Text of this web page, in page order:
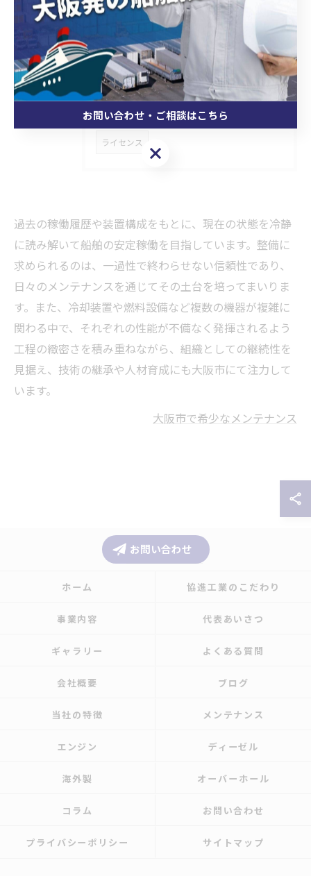
タグ Tags
大阪市 船舶 全国
海外研修 分解 海上保安庁
高速艇 高出力 組み立て
ライセンス
過去の稼働履歴や装置構成をもとに、現在の状態を冷静
に読み解いて船舶の安定稼働を目指しています。整備に
求められるのは、一過性で終わらせない信頼性であり、
日々のメンテナンスを通じてその土台を培ってまいりま
す。また、冷却装置や燃料設備など複数の機器が複雑に
関わる中で、それぞれの性能が不備なく発揮されるよう
工程の緻密さを積み重ねながら、組織としての継続性を
見据え、技術の継承や人材育成にも大阪市にて注力して
います。
大阪市で希少なメンテナンス
お問い合わせ
ホーム 協進工業のこだわり
事業内容 代表あいさつ
ギャラリー よくある質問
会社概要 ブログ
当社の特徴 メンテナンス
エンジン ディーゼル
海外製 オーバーホール
コラム お問い合わせ
プライバシーポリシー サイトマップ
お問い合わせ・ご相談はこちら
お問い合わせ・ご相談はこちら